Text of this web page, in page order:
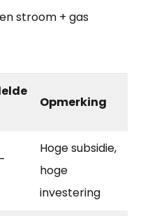
stroom + gas
Opmerking
Hoge subsidie,
hoge
investering